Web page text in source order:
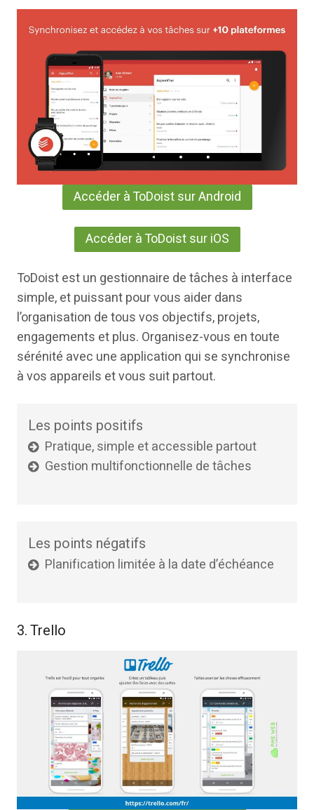
Accéder à ToDoist sur Android
Accéder à ToDoist sur iOS
ToDoist est un gestionnaire de tâches à interface
simple, et puissant pour vous aider dans
l’organisation de tous vos objectifs, projets,
engagements et plus. Organisez-vous en toute
sérénité avec une application qui se synchronise
à vos appareils et vous suit partout.
Les points positifs
Pratique, simple et accessible partout
Gestion multifonctionnelle de tâches
Les points négatifs
Planification limitée à la date d’échéance
3. Trello